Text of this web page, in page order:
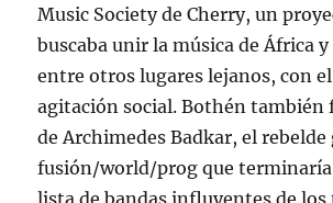
Music Society de Cherry, un
buscaba unir la música de África
entre otros lugares lejanos, con
agitación social. Bothén también
de Archimedes Badkar, el rebelde
fusión/world/prog que terminaría